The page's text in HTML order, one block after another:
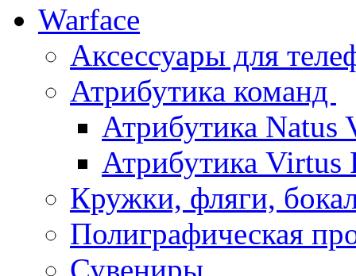
Warface
Аксессуары для
Атрибутика команд
Атрибутика Natus
Атрибутика Virtus
Кружки, фляги,
Полиграфическая
Сувениры